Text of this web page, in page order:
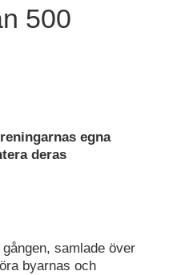
500
egna
deras
samlade över
byarnas och